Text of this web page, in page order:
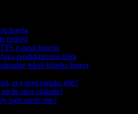
lugeja
eelised
e-posti lugejat
produktiivsust tõsta
teksti kõneks lugeja
et e-post loetaks ette?
sisse rääkida?
loeb meile ette?